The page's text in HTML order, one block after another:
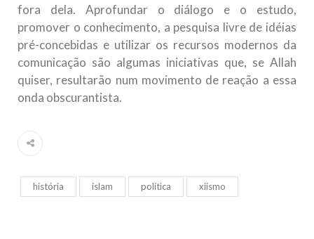
fora dela. Aprofundar o diálogo e o estudo,
promover o conhecimento, a pesquisa livre de idéias
pré-concebidas e utilizar os recursos modernos da
comunicação são algumas iniciativas que, se Allah
quiser, resultarão num movimento de reação a essa
onda obscurantista.
história islam política xiismo